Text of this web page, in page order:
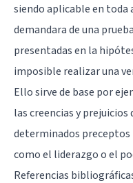
siendo aplicable en toda
demandara de una
presentadas en la
imposible realizar una
Ello sirve de base por
las creencias y prejuicios
determinados
como el liderazgo o el
Referencias